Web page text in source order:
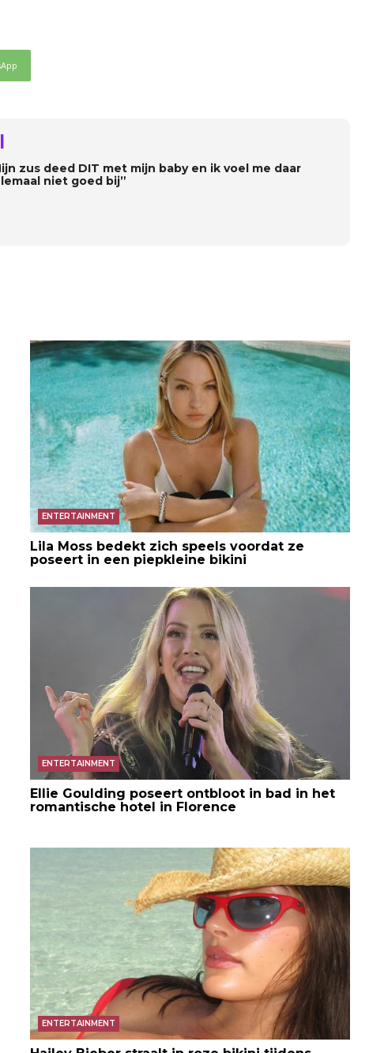
zus deed DIT met mijn baby en ik voel me daar
niet goed bij”
ENTERTAINMENT
Lila Moss bedekt zich speels voordat ze
poseert in een piepkleine bikini
ENTERTAINMENT
Ellie Goulding poseert ontbloot in bad in het
romantische hotel in Florence
ENTERTAINMENT